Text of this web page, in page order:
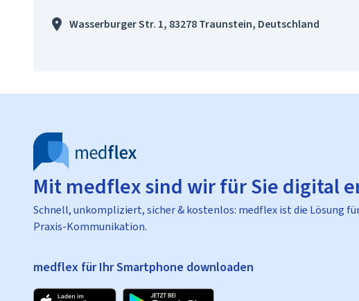
Wasserburger Str. 1, 83278 Traunstein, Deutschland
Mit medflex sind wir für Sie digital
Schnell, unkompliziert, sicher & kostenlos: medflex ist die Lösung
Praxis-Kommunikation.
medflex für Ihr Smartphone downloaden